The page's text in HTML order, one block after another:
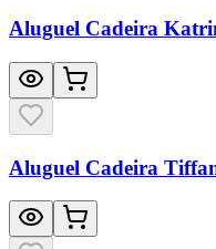
Aluguel Cadeira
Aluguel Cadeira